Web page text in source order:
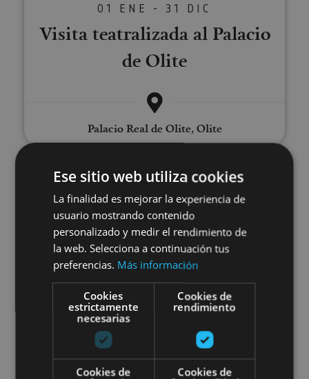
01 ENE - 31 DIC
Visita teatralizada al Palacio
de Olite
Palacio Real de Olite, Olite
Visita guiada al Palacio Real de
01 ENE - 31 DIC
Visita guiada al Palacio Real
Ese sitio web utiliza cookies
La finalidad es mejorar la experiencia de
usuario mostrando contenido
personalizado y medir el rendimiento de
la web. Selecciona a continuación tus
preferencias. Más información
Cookies
estrictamente
necesarias
Cookies de
rendimiento
Cookies de
Cookies de